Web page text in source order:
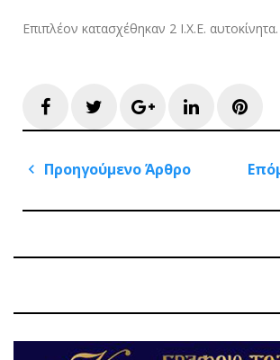
Επιπλέον κατασχέθηκαν 2 Ι.Χ.Ε. αυτοκίνητα.
FacebookTwitterGoogle+LinkedIn
Πλοήγηση
Προηγούμενο Άρθρο